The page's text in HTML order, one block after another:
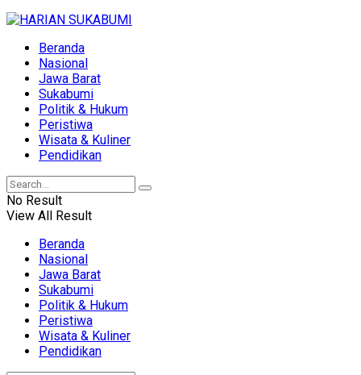
Beranda
Nasional
Jawa Barat
Sukabumi
Politik & Hukum
Peristiwa
Wisata & Kuliner
Pendidikan
No Result
View All Result
Beranda
Nasional
Jawa Barat
Sukabumi
Politik & Hukum
Peristiwa
Wisata & Kuliner
Pendidikan